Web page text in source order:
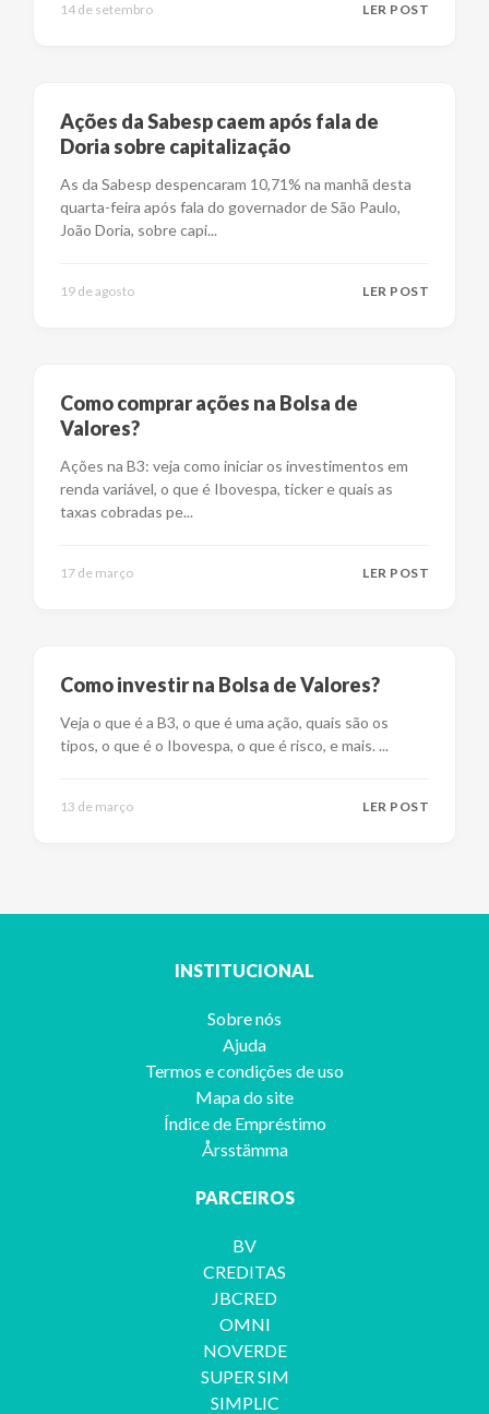
14 de setembro LER POST
Ações da Sabesp caem após fala de
Doria sobre capitalização
As da Sabesp despencaram 10,71% na manhã desta
quarta-feira após fala do governador de São Paulo,
João Doria, sobre capi...
19 de agosto LER POST
Como comprar ações na Bolsa de
Valores?
Ações na B3: veja como iniciar os investimentos em
renda variável, o que é Ibovespa, ticker e quais as
taxas cobradas pe...
17 de março LER POST
Como investir na Bolsa de Valores?
Veja o que é a B3, o que é uma ação, quais são os
tipos, o que é o Ibovespa, o que é risco, e mais. ...
13 de março LER POST
INSTITUCIONAL
Sobre nós
Ajuda
Termos e condições de uso
Mapa do site
Índice de Empréstimo
Årsstämma
PARCEIROS
BV
CREDITAS
JBCRED
OMNI
NOVERDE
SUPER SIM
SIMPLIC